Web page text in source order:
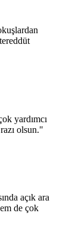
yardımcı
olsun."
açık ara
de çok